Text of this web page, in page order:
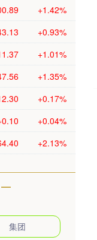
+1.42%
+0.93%
+1.01%
+1.35%
+0.17%
+0.04%
+2.13%
集团